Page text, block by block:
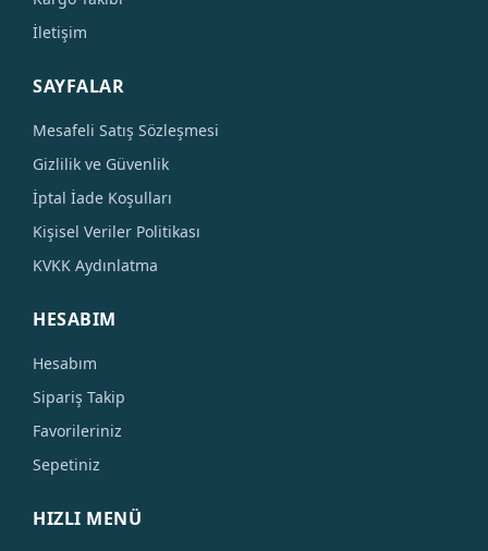
İletişim
SAYFALAR
Mesafeli Satış Sözleşmesi
Gizlilik ve Güvenlik
İptal İade Koşulları
Kişisel Veriler Politikası
KVKK Aydınlatma
HESABIM
Hesabım
Sipariş Takip
Favorileriniz
Sepetiniz
HIZLI MENÜ